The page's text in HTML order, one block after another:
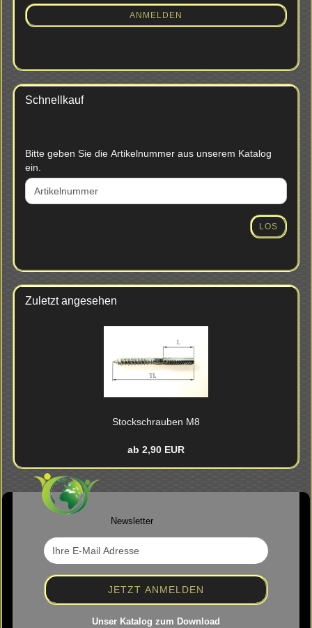
ANMELDUNG
ANMELDEN
Schnellkauf
BITTE
GEBEN
SIE
DIE
Bitte geben Sie die Artikelnummer aus unserem Katalog
ein.
LOS
Zuletzt angesehen
Stock­schrau­ben M8
ab 2,90 EUR
Newsletter
Unser Katalog zum Download